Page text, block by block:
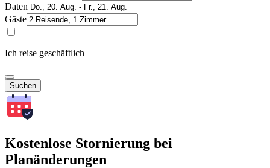
Daten
Gäste
Ich reise geschäftlich
Suchen
Kostenlose Stornierung bei
Planänderungen